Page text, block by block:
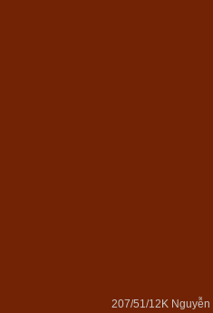
207/51/12K Nguyễn